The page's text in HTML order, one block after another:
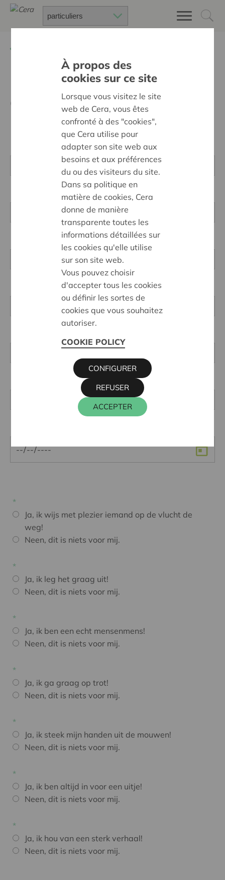
Formulaire de participation
Co-vitamines
Ja, ik wijs met plezier iemand op de vlucht de
weg!
Neen, dit is niets voor mij.
Ja, ik leg het graag uit!
Neen, dit is niets voor mij.
Ja, ik ben een echt mensenmens!
Neen, dit is niets voor mij.
Ja, ik ga graag op trot!
Neen, dit is niets voor mij.
Ja, ik steek mijn handen uit de mouwen!
Neen, dit is niets voor mij.
Ja, ik ben altijd in voor een uitje!
Neen, dit is niets voor mij.
Ja, ik hou van een sterk verhaal!
Neen, dit is niets voor mij.
À propos des
cookies sur ce site
Lorsque vous visitez le site
web de Cera, vous êtes
confronté à des "cookies",
que Cera utilise pour
adapter son site web aux
besoins et aux préférences
du ou des visiteurs du site.
Dans sa politique en
matière de cookies, Cera
donne de manière
transparente toutes les
informations détaillées sur
les cookies qu'elle utilise
sur son site web.
Vous pouvez choisir
d'accepter tous les cookies
ou définir les sortes de
cookies que vous souhaitez
autoriser.
COOKIE POLICY
ACCEPTER
REFUSER
CONFIGURER